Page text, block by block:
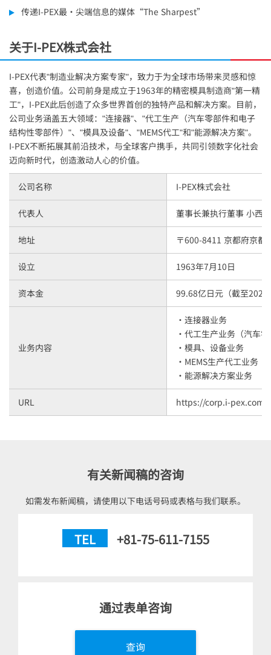
传递I-PEX最・尖端信息的媒体“The Sharpest”
关于I-PEX株式会社
I-PEX代表"制造业解决方案专家"，致力于为全球市场带来灵感和惊
喜，创造价值。公司前身是成立于1963年的精密模具制造商"第一精
工"， I-PEX此后创造了众多世界首创的独特产品和解决方案。目前，
公司业务涵盖五大领域："连接器"、"代工生产（汽车零部件和电子
结构性零部件）"、"模具及设备"、"MEMS代工"和"能源解决方案"。
I-PEX不断拓展其前沿技术，与全球客户携手，共同引领数字化社会
迈向新时代，创造激动人心的价值。
公司名称 I-PEX株式会社
代表人 董事长兼执行董事 小西
地址 〒600-8411 京都府京都
设立 1963年7月10日
资本金 99.68亿日元（截至
业务内容
・连接器业务
・代工生产业务（汽车
・模具、设备业务
・MEMS生产代工业务
・能源解决方案业务
URL https://corp.i-pex.com/
有关新闻稿的咨询
如需发布新闻稿，请使用以下电话号码或表格与我们联系。
TEL +81-75-611-7155
通过表单咨询
查询